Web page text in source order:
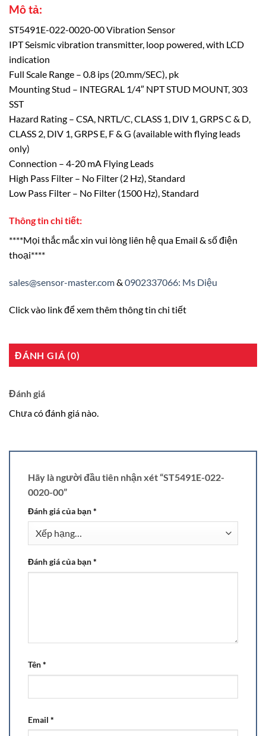
Mô tả:
ST5491E-022-0020-00 Vibration Sensor
IPT Seismic vibration transmitter, loop powered, with LCD
indication
Full Scale Range – 0.8 ips (20.mm/SEC), pk
Mounting Stud – INTEGRAL 1/4″ NPT STUD MOUNT, 303
SST
Hazard Rating – CSA, NRTL/C, CLASS 1, DIV 1, GRPS C & D,
CLASS 2, DIV 1, GRPS E, F & G (available with flying leads
only)
Connection – 4-20 mA Flying Leads
High Pass Filter – No Filter (2 Hz), Standard
Low Pass Filter – No Filter (1500 Hz), Standard
Thông tin chi tiết:
****Mọi thắc mắc xin vui lòng liên hệ qua Email & số điện
thoại****
sales@sensor-master.com& 0902337066: Ms Diệu
Click vào link để xem thêm thông tin chi tiết
ĐÁNH GIÁ (0)
Đánh giá
Chưa có đánh giá nào.
Hãy là người đầu tiên nhận xét “ST5491E-022-
0020-00”
Đánh giá của bạn*
Đánh giá của bạn*
Tên*
Email *